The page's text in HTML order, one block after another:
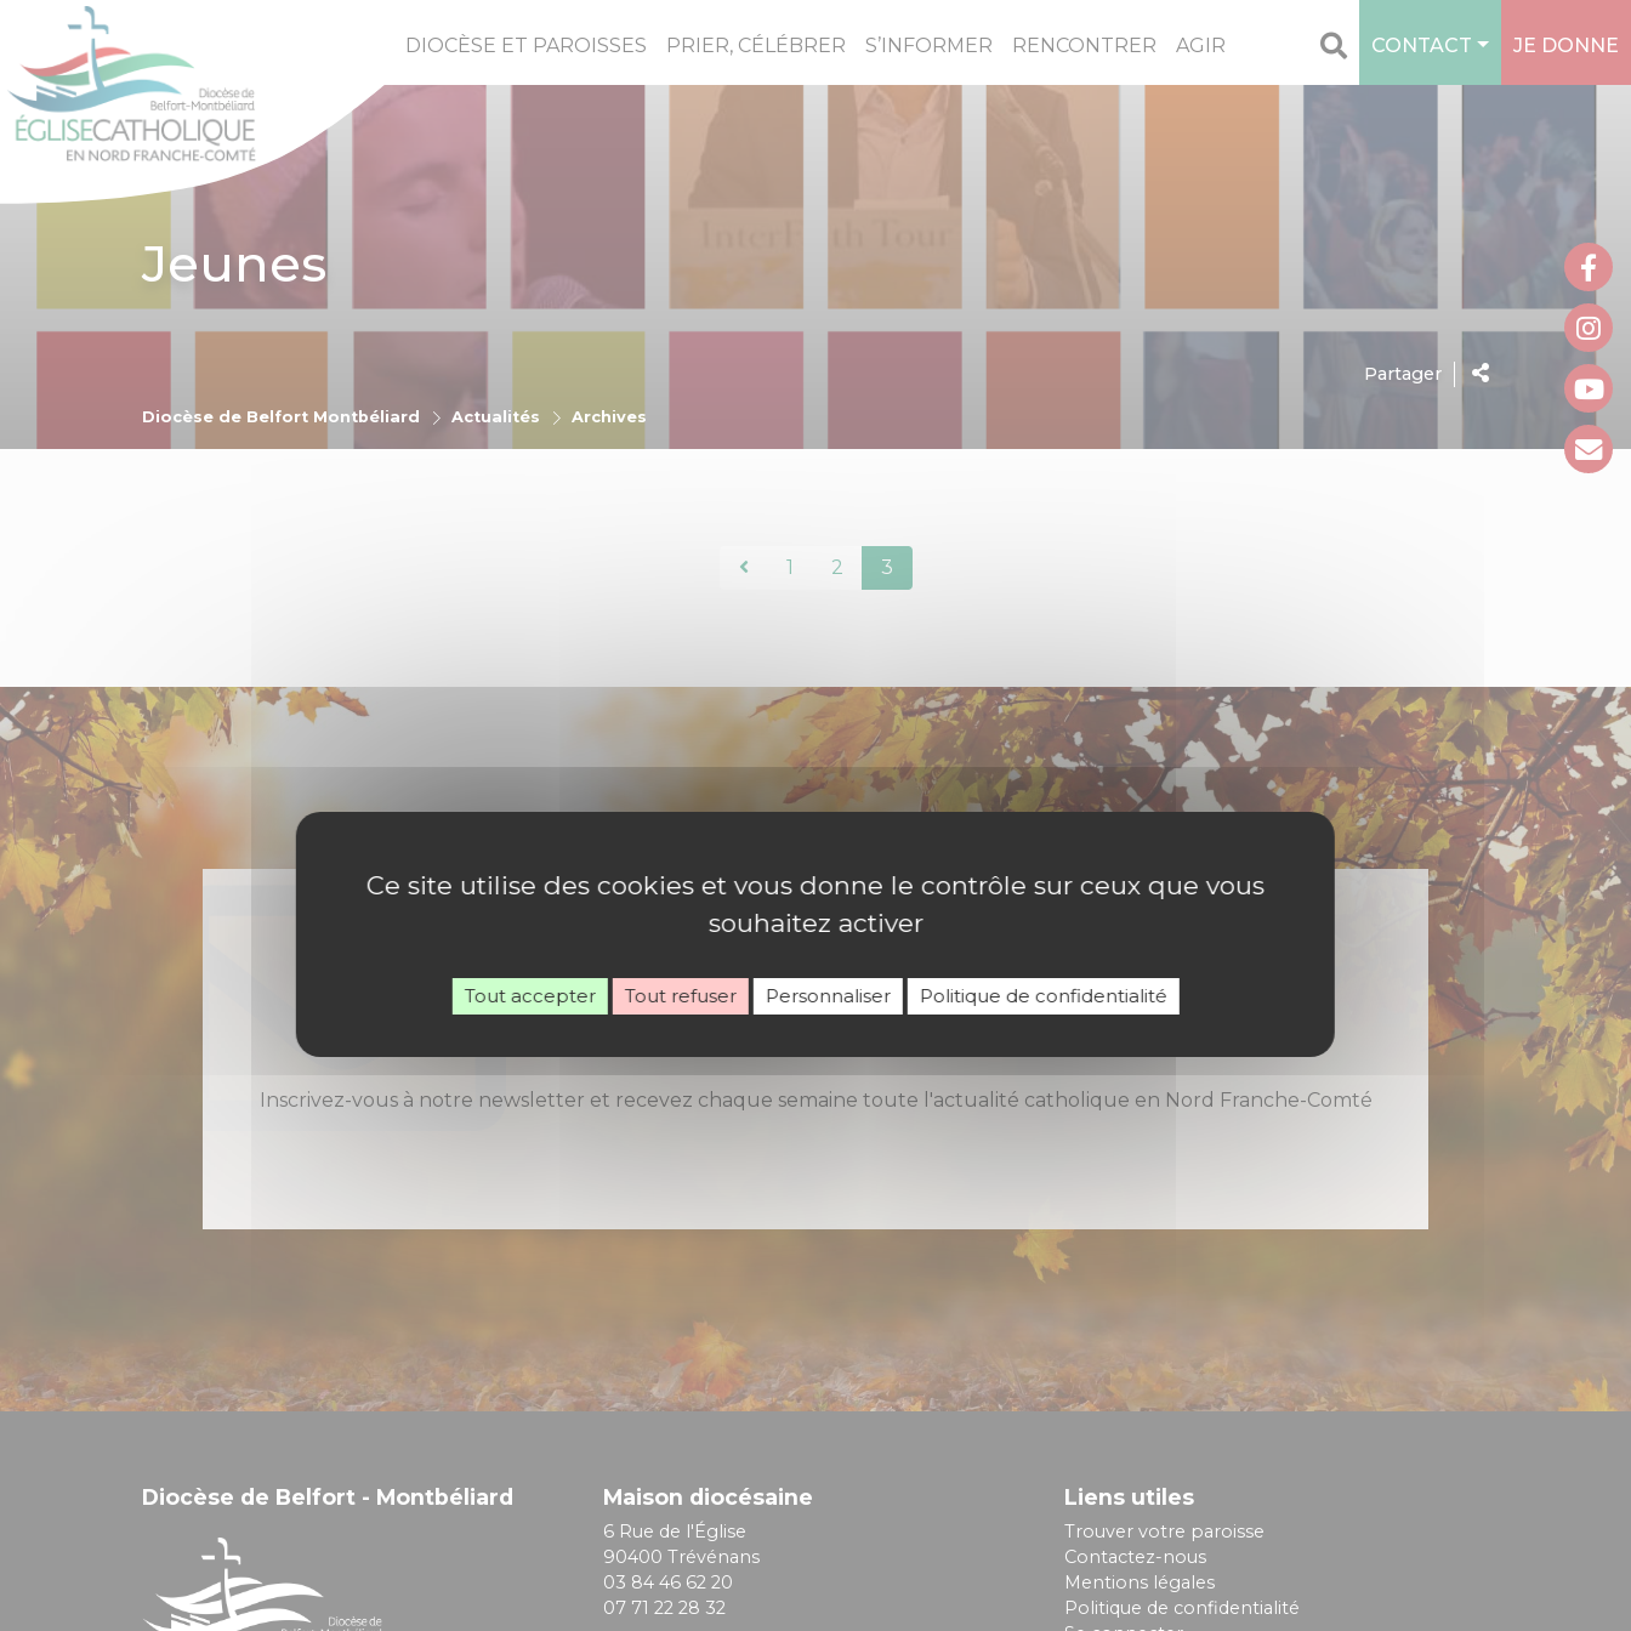
DIOCÈSE ET PAROISSES PRIER, CÉLÉBRER S’INFORMER RENCONTRER AGIR CONTACT JE DONNE
Jeunes
Partager
Diocèse de Belfort Montbéliard Actualités Archives
1 2 3
Rejoignez-nous
Inscrivez-vous à notre newsletter et recevez chaque semaine toute l'actualité catholique en Nord Franche-Comté
Diocèse de Belfort - Montbéliard Maison diocésaine
6 Rue de l'Église
90400 Trévénans
03 84 46 62 20
07 71 22 28 32
Liens utiles
Trouver votre paroisse
Contactez-nous
Mentions légales
Politique de confidentialité
Ce site utilise des cookies et vous donne le contrôle sur ceux que vous
souhaitez activer
Tout accepter Tout refuser Personnaliser Politique de confidentialité